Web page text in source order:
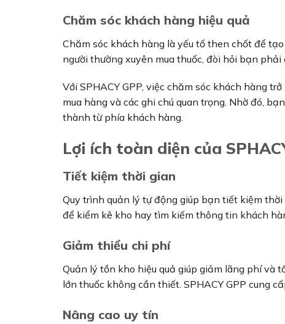
Chăm sóc khách hàng hiệu quả
Chăm sóc khách hàng là yếu tố then chốt để
người thường xuyên mua thuốc, đòi hỏi bạn
Với SPHACY GPP, việc chăm sóc khách hàng
mua hàng và các ghi chú quan trọng. Nhờ đó,
thành từ phía khách hàng.
Lợi ích toàn diện của
Tiết kiệm thời gian
Quy trình quản lý tự động giúp bạn tiết kiệm
để kiểm kê kho hay tìm kiếm thông tin khách
Giảm thiểu chi phí
Quản lý tồn kho hiệu quả giúp giảm lãng phí và
lớn thuốc không cần thiết. SPHACY GPP cung
Nâng cao uy tín